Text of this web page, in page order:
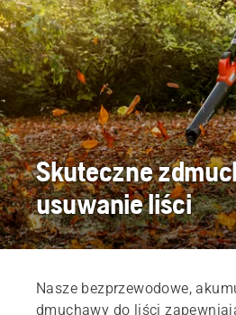
Skuteczne
usuwanie liści
Nasze bezprzewodowe,
dmuchawy do liści